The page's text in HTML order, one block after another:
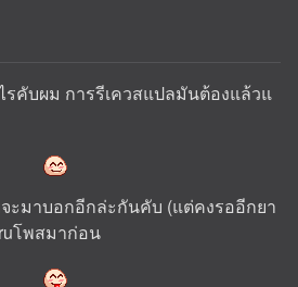
รคับผม การรีเควสแปลมันต้องแล้วแ
จะมาบอกอีกล่ะกันคับ (แต่คงรออีกยา
โพสมาก่อน